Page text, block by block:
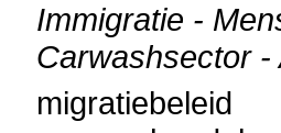
Immigratie -
Carwashsector
migratiebeleid